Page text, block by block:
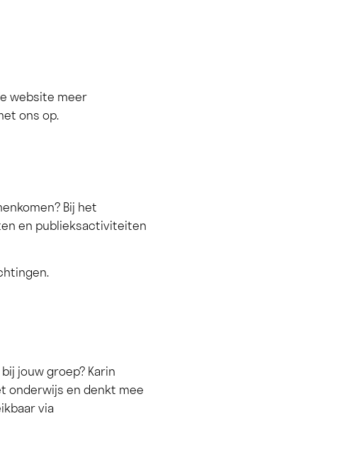
website meer
ons op.
Bij het
en publieksactiviteiten
jouw groep? Karin
onderwijs en denkt mee
via